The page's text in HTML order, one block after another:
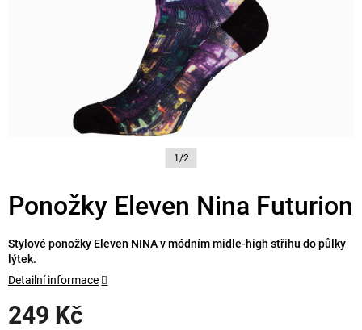
1/2
Ponožky Eleven Nina Futurion
249 Kč
Stylové ponožky Eleven NINA v módním midle-high střihu do půlky
lýtek.
Detailní informace